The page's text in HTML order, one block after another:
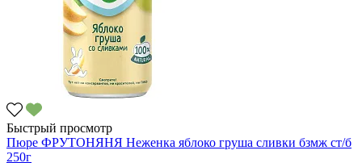
Быстрый просмотр
Пюре ФРУТОНЯНЯ Неженка яблоко груша сливки бзмж ст/б
250г